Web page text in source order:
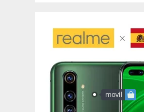
movil